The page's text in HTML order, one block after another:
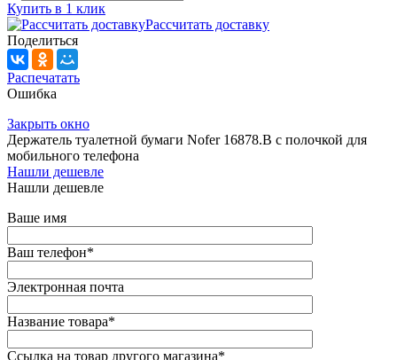
Купить в 1 клик
Рассчитать доставку
Поделиться
Распечатать
Ошибка
Закрыть окно
Держатель туалетной бумаги Nofer 16878.B с полочкой для
мобильного телефона
Нашли дешевле
Нашли дешевле
Ваше имя
Ваш телефон*
Электронная почта
Название товара*
Ссылка на товар другого магазина*